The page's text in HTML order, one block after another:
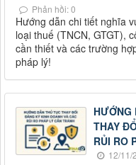
Phản hồi: 0
Hướng dẫn chi tiết nghĩa
loại thuế (TNCN, GTGT),
cần thiết và các trường
pháp lý!
HƯỚNG
THAY
RỦI RO
12/11/